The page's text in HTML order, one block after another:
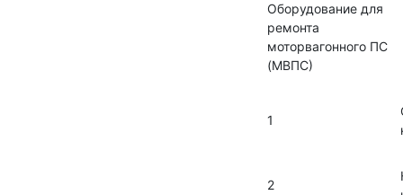
Оборудование для
ремонта
моторвагонного ПС
(МВПС)
1
2